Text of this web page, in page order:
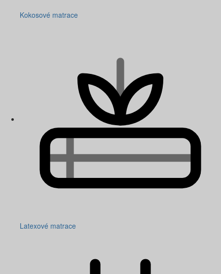
Kokosové matrace
Latexové matrace